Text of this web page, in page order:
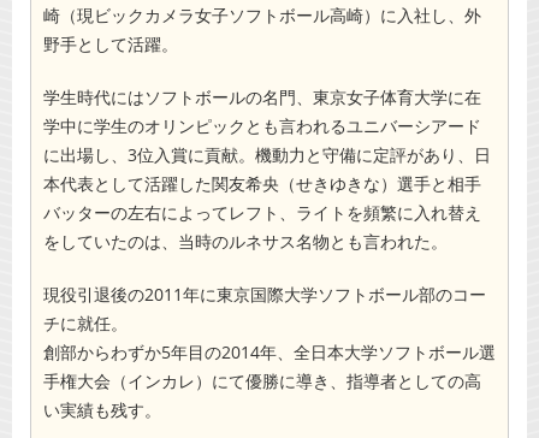
崎（現ビックカメラ女子ソフトボール高崎）に入社し、外
野手として活躍。
学生時代にはソフトボールの名門、東京女子体育大学に在
学中に学生のオリンピックとも言われるユニバーシアード
に出場し、3位入賞に貢献。機動力と守備に定評があり、日
本代表として活躍した関友希央（せきゆきな）選手と相手
バッターの左右によってレフト、ライトを頻繁に入れ替え
をしていたのは、当時のルネサス名物とも言われた。
現役引退後の2011年に東京国際大学ソフトボール部のコー
チに就任。
創部からわずか5年目の2014年、全日本大学ソフトボール選
手権大会（インカレ）にて優勝に導き、指導者としての高
い実績も残す。